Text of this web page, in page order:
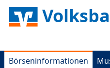
Börseninformationen